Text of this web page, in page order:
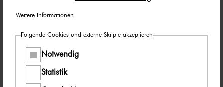
Weitere Informationen
Folgende Cookies und externe Skripte akzeptieren
Notwendig
Statistik
der Posts zu erzeugen.
Taggen Sie auch gerne unseren jeweiligen Social
Media Kanal: